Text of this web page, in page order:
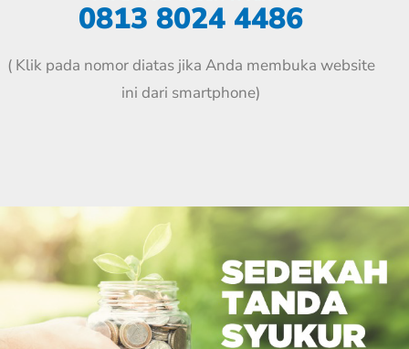
0813 8024 4486
( Klik pada nomor diatas jika Anda membuka website
ini dari smartphone)